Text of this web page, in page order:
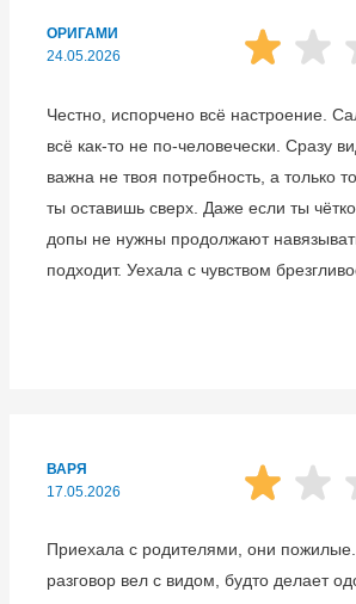
ОРИГАМИ
24.05.2026
Честно, испорчено всё настроение.
всё как-то не по-человечески. Сразу
важна не твоя потребность, а только
ты оставишь сверх. Даже если ты
допы не нужны продолжают
подходит. Уехала с чувством
ВАРЯ
17.05.2026
Приехала с родителями, они
разговор вел с видом, будто делает